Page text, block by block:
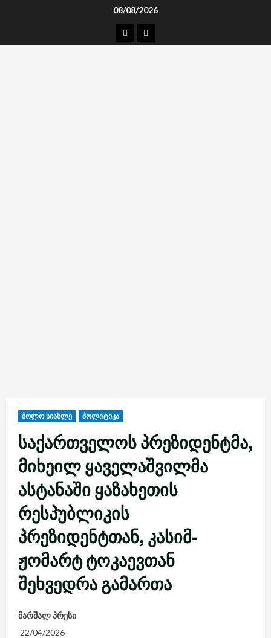
08/08/2026
კონტაქტი
ჩვენ
ბოლო სიახლე პოლიტიკა
საქართველოს პრეზიდენტმა,
მიხეილ ყაველაშვილმა
ასტანაში ყაზახეთის
რესპუბლიკის
პრეზიდენტთან, კასიმ-
ჟომარტ ტოკაევთან
შეხვედრა გამართა
მარშალ პრესი
22/04/2026